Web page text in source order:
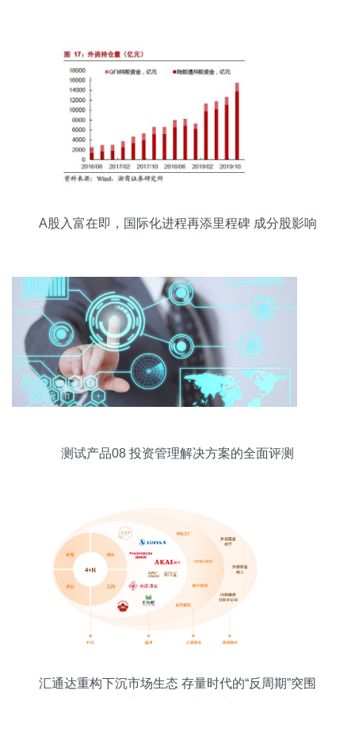
A股入富在即，国际化进程再添里程碑 成分股影响
测试产品08 投资管理解决方案的全面评测
汇通达重构下沉市场生态 存量时代的“反周期”突围